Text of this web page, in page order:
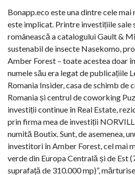
Bonapp.eco este una dintre cele
este implicat. Printre investițiile sale
românească a catalogului Gault &
sustenabil de insecte Nasekomo,
Amber Forest – toate acestea doar
numele său era legat de publicațiile
Romania Insider, casa de schimb
Romania și centrul de coworking
investiții continue în Real Estate,
prin firma mea de investiții
numită Boutix. Sunt, de asemenea,
investitori în Amber Forest, cel mai
verde din Europa Centrală și de Est
suprafață de 310.000 mp)”,